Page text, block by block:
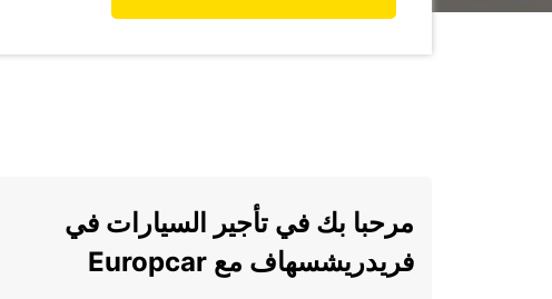
مرحبا بك في تأجير السيارات في
فريدريشسهاف مع Europcar